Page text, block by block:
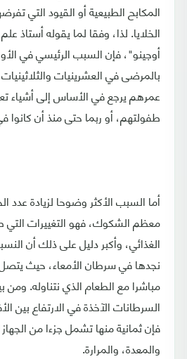
المكابح الطبيعية أو القيود التي
الخلايا. لذا، وفقا لما يقوله
أوجينو"، فإن السبب الرئيسي في
بالمرضى في العشرينيات
عمرهم يرجع في الأساس إلى أشياء
طفولتهم، أو ربما حتى منذ أن كانوا
أما السبب الأكثر وضوحا لزيادة عدد
معظم الشكوك، فهو التغييرات التي
الغذائي، وأكبر دليل على ذلك أن
نجدها في سرطان الأمعاء، حيث
السرطانات الآخذة في الارتفاع بين
فإن ثمانية منها تشمل جزءا من
والمعدة، والمرارة.